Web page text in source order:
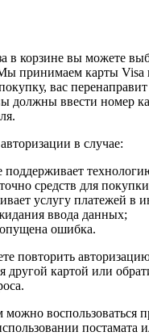
в корзине вы можете
принимаем карты Visa
вас перенаправит
должны ввести номер
в случае:
поддерживает
средств для
услугу платежей в
ввода данных;
ошибка.
повторить
другой картой или
воспользоваться
постамата